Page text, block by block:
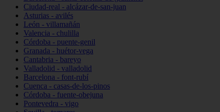
Ciudad-real - alcázar-de-san-juan
Asturias - avilés
León - villamañán
Valencia - chulilla
Córdoba - puente-genil
Granada - huétor-vega
Cantabria - bareyo
Valladolid - valladolid
Barcelona - font-rubí
Cuenca - casas-de-los-pinos
Córdoba - fuente-obejuna
Pontevedra - vigo